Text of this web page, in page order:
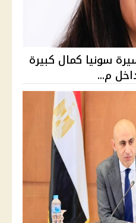
سونيا كمال كبيرة
م...